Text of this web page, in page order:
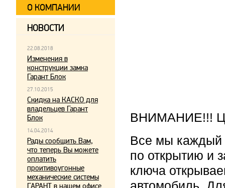
ВНИМАНИЕ!!!
Все мы каждый
по открытию и
ключа
О КОМПАНИИ
НОВОСТИ
22.08.2018
Изменения в
конструкции замка
Гарант Блок
27.10.2015
Скидка на КАСКО для
владельцев Гарант
Блок
14.04.2014
Рады сообщить Вам,
что теперь Вы можете
оплатить
проитивоугонные
механические системы
ГАРАНТ в нашем офисе